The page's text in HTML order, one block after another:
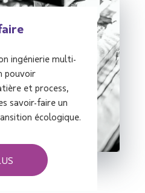
ingénierie multi-
pouvoir
et process,
savoir-faire un
écologique.